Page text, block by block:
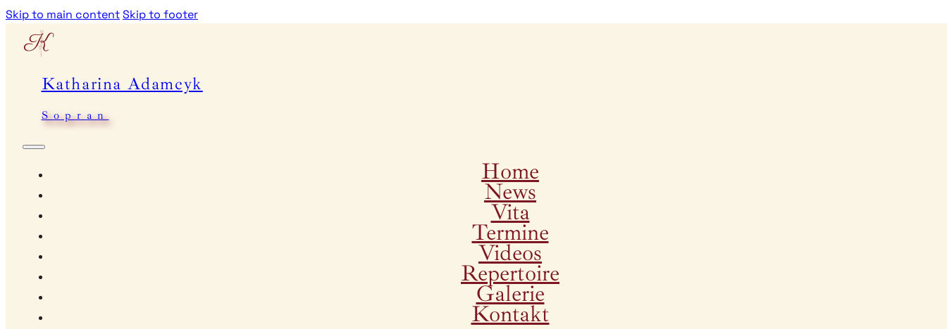
Skip to main contentSkip to footer
Katharina Adamcyk
Sopran
Home
News
Vita
Termine
Videos
Repertoire
Galerie
Kontakt